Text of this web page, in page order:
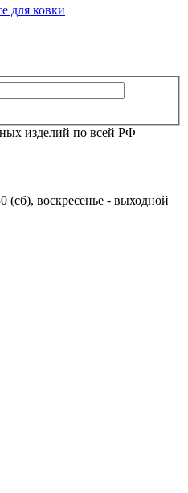
изделий по всей РФ
(сб), воскресенье - выходной